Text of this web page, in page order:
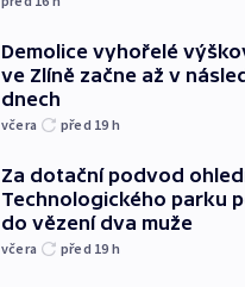
Demolice vyhořelé
ve Zlíně začne až v
dnech
včera před 19 h
Za dotační podvod
Technologického parku
do vězení dva muže
včera před 19 h